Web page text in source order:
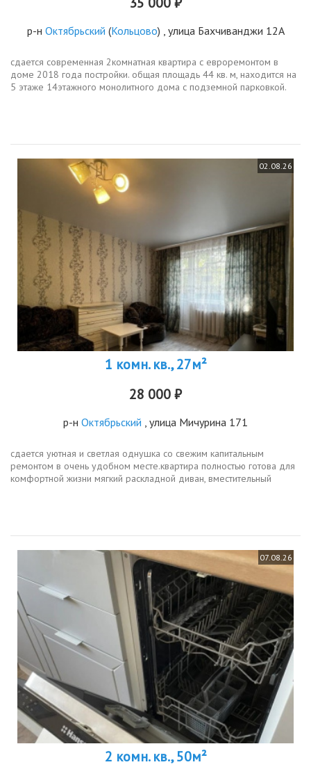
р-н Октябрьский (Кольцово) , улица Бахчиванджи 12А
сдается современная 2комнатная квартира с евроремонтом в
доме 2018 года постройки. общая площадь 44 кв. м, находится на
5 этаже 14этажного монолитного дома с подземной парковкой.
02.08.26
1 комн. кв., 27м²
28 000 ₽
р-н Октябрьский , улица Мичурина 171
сдается уютная и светлая однушка со свежим капитальным
ремонтом в очень удобном месте.квартира полностью готова для
комфортной жизни мягкий раскладной диван, вместительный
07.08.26
2 комн. кв., 50м²